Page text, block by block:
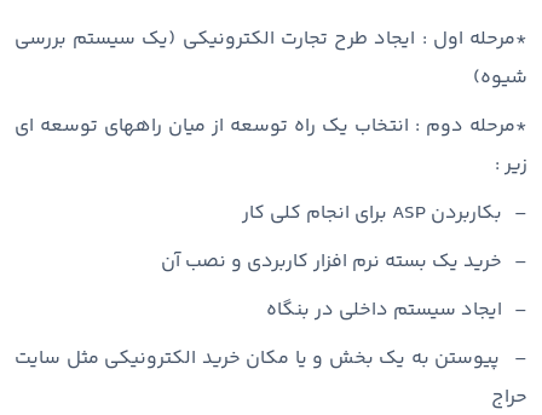
*مرحله اول : ایجاد طرح تجارت الکترونیکی (یک سیستم بررسی
شیوه)
*مرحله دوم : انتخاب یک راه توسعه از میان راههای توسعه ای
زیر :
– بکاربردن ASP برای انجام کلی کار
– خرید یک بسته نرم افزار کاربردی و نصب آن
– ایجاد سیستم داخلی در بنگاه
– پیوستن به یک بخش و یا مکان خرید الکترونیکی مثل سایت
حراج